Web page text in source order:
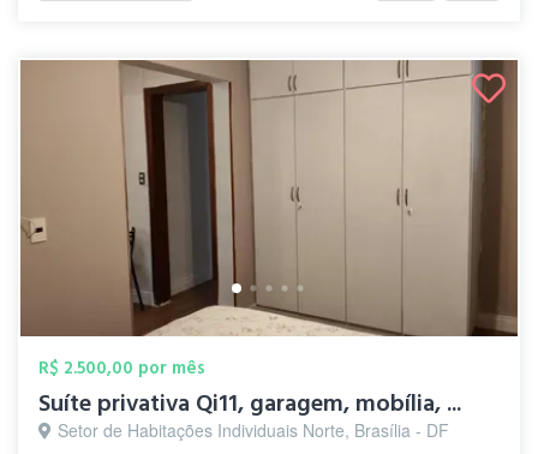
R$ 2.500,00 por mês
Suíte privativa Qi11, garagem, mobília, ...
Setor de Habitações Individuais Norte, Brasília - DF